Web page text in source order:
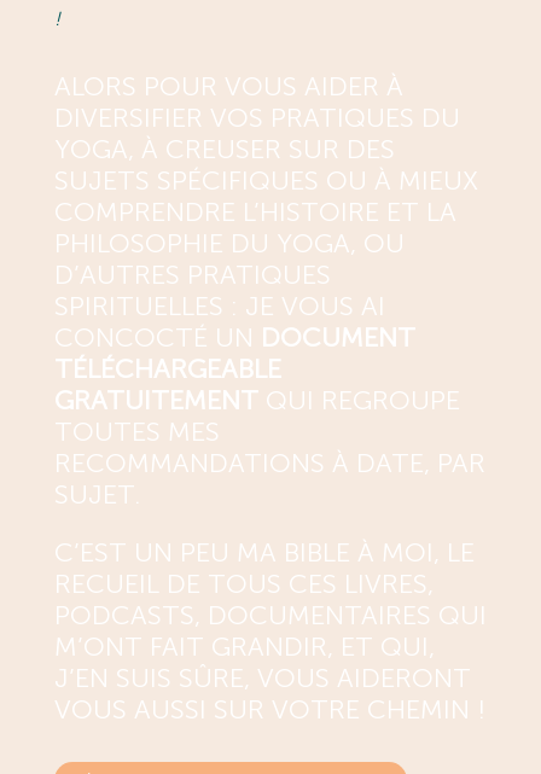
!
ALORS POUR VOUS AIDER À
DIVERSIFIER VOS PRATIQUES DU
YOGA, À CREUSER SUR DES
SUJETS SPÉCIFIQUES OU À MIEUX
COMPRENDRE L’HISTOIRE ET LA
PHILOSOPHIE DU YOGA, OU
D’AUTRES PRATIQUES
SPIRITUELLES : JE VOUS AI
CONCOCTÉ UN DOCUMENT
TÉLÉCHARGEABLE
GRATUITEMENTQUI REGROUPE
TOUTES MES
RECOMMANDATIONS À DATE, PAR
SUJET.
C’EST UN PEU MA BIBLE À MOI, LE
RECUEIL DE TOUS CES LIVRES,
PODCASTS, DOCUMENTAIRES QUI
M’ONT FAIT GRANDIR, ET QUI,
J’EN SUIS SÛRE, VOUS AIDERONT
VOUS AUSSI SUR VOTRE CHEMIN !